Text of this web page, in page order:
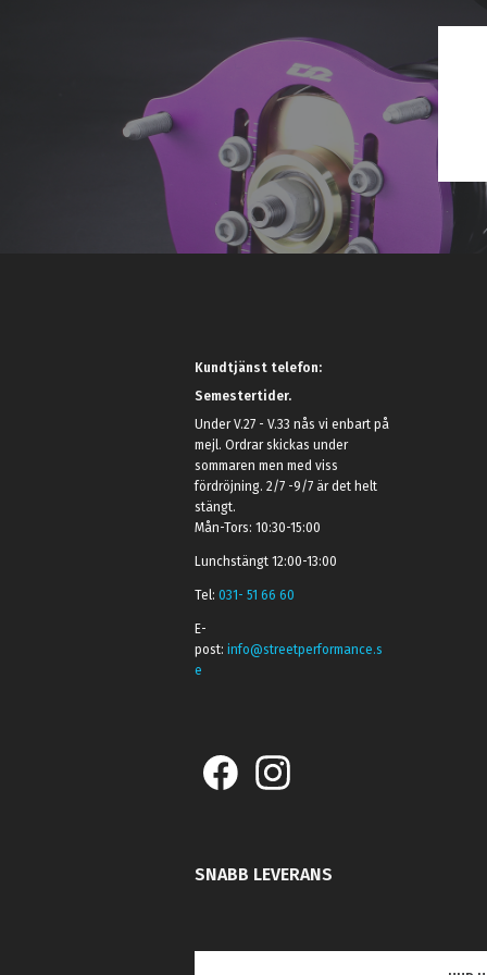
Kundtjänst telefon:
Semestertider.
Under V.27 - V.33 nås vi enbart på
mejl. Ordrar skickas under
sommaren men med viss
fördröjning. 2/7 -9/7 är det helt
stängt.
Mån-Tors: 10:30-15:00
Lunchstängt 12:00-13:00
Tel:031- 51 66 60
E-
post:info@streetperformance.s
e
SNABB LEVERANS